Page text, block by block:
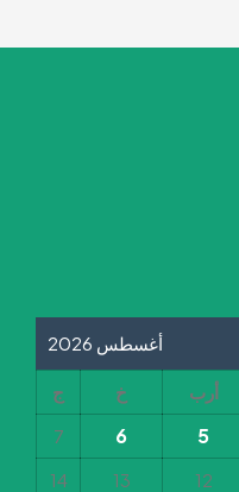
أغسطس 2026
أرب خ
ج
5
6
7
12
13
14